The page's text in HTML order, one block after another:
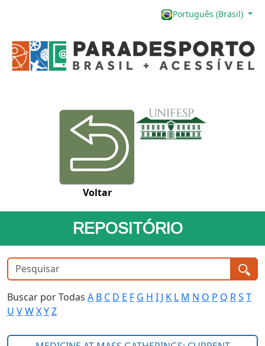
Português (Brasil)
Voltar
REPOSITÓRIO
Buscar por Todas A B C D E F G H I J K L M N O P Q RS T
U VWXYZ